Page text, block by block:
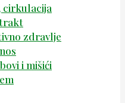
cirkulacija
zdravlje
i mišići